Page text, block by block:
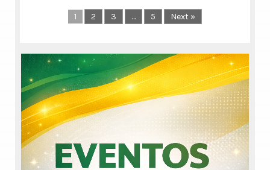
1 2 3 … 5 Next »